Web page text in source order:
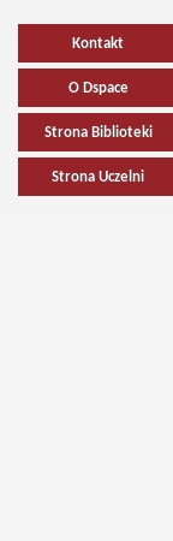
Kontakt
O Dspace
Strona Biblioteki
Strona Uczelni